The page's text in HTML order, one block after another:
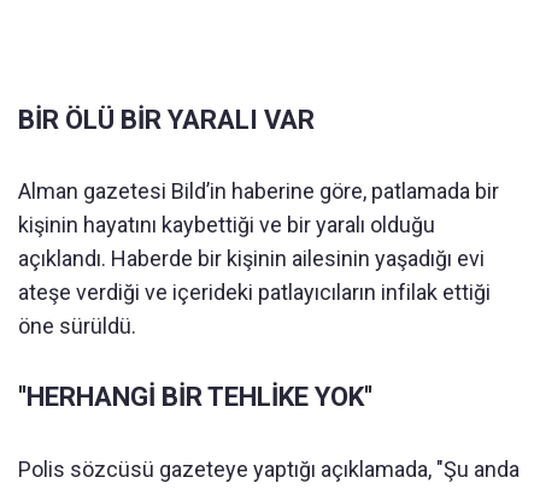
BİR ÖLÜ BİR YARALI VAR
Alman gazetesi Bild’in haberine göre, patlamada bir
kişinin hayatını kaybettiği ve bir yaralı olduğu
açıklandı. Haberde bir kişinin ailesinin yaşadığı evi
ateşe verdiği ve içerideki patlayıcıların infilak ettiği
öne sürüldü.
''HERHANGİ BİR TEHLİKE YOK''
Polis sözcüsü gazeteye yaptığı açıklamada, "Şu anda